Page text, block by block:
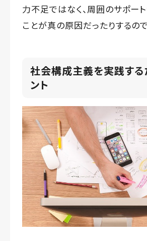
力不足ではなく、周囲のサポー
ことが真の原因だったりするので
社会構成主義を実践する
ント